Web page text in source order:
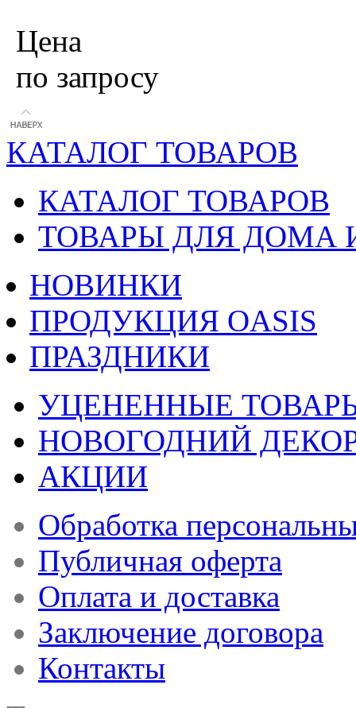
Цена
по запросу
КАТАЛОГ ТОВАРОВ
КАТАЛОГ ТОВАРОВ
ТОВАРЫ ДЛЯ ДОМА
НОВИНКИ
ПРОДУКЦИЯ OASIS
ПРАЗДНИКИ
УЦЕНЕННЫЕ
НОВОГОДНИЙ
АКЦИИ
Обработка
Публичная оферта
Оплата и доставка
Заключение договора
Контакты